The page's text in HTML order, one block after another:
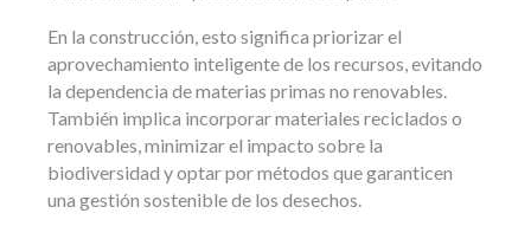
En la construcción, esto significa priorizar el
aprovechamiento inteligente de los recursos, evitando
la dependencia de materias primas no renovables.
También implica incorporar materiales reciclados o
renovables, minimizar el impacto sobre la
biodiversidad y optar por métodos que garanticen
una gestión sostenible de los desechos.